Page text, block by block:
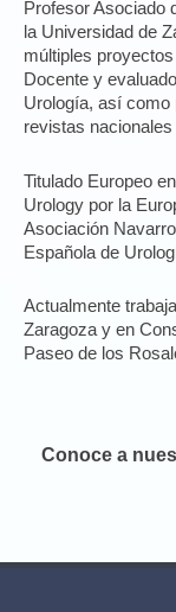
Profesor Asociado
la Universidad de
múltiples
Docente y
Urología, así como
revistas
Titulado Europeo
Urology por la
Asociación
Española de
Actualmente
Zaragoza y en
Paseo de los
Conoce a